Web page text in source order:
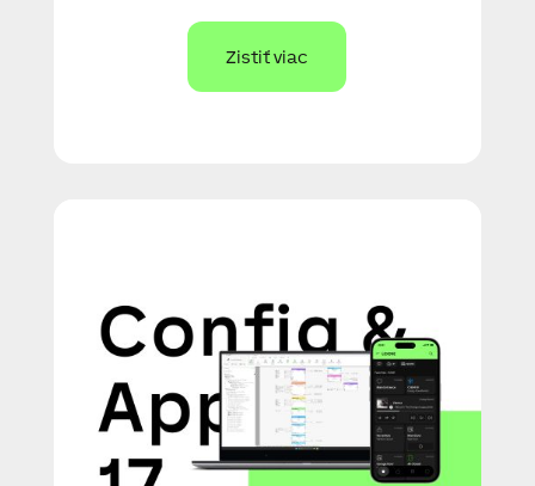
Zistiť viac